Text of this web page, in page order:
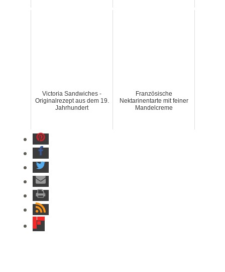
Victoria Sandwiches -
Originalrezept aus dem 19.
Jahrhundert
Französische
Nektarinentarte mit feiner
Mandelcreme